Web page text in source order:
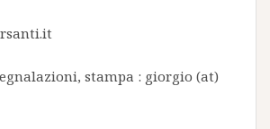
stampa : giorgio (at)